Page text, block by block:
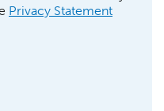
Privacy Statement